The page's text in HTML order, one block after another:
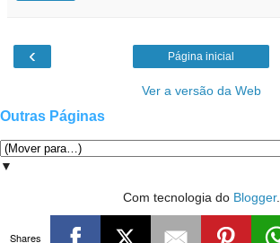
‹ Página inicial
Ver a versão da Web
Outras Páginas
▼
Com tecnologia do Blogger.
Shares